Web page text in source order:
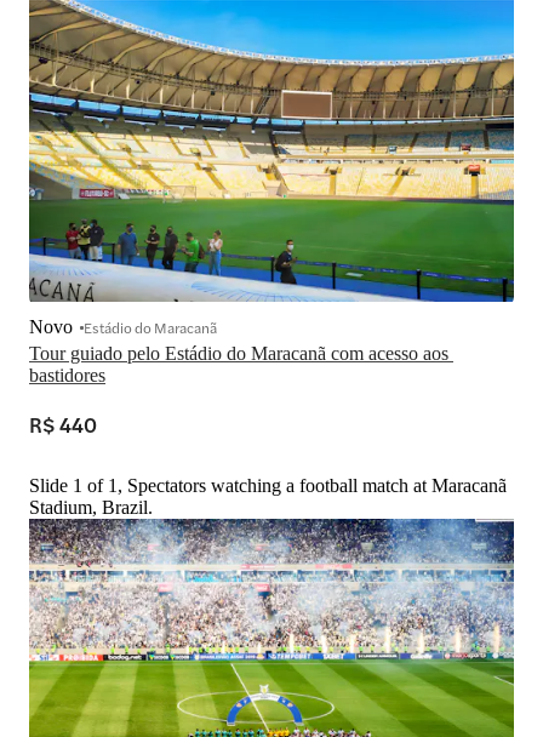
Tour guiado pelo Estádio do Maracanã com acesso aos
bastidores
Novo Estádio do Maracanã
R$ 440
Slide 1 of 1, Spectators watching a football match at Maracanã
Stadium, Brazil.